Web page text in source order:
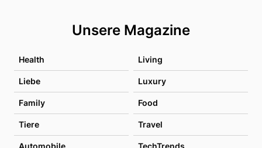
Unsere Magazine
Health Living
Liebe Luxury
Family Food
Tiere Travel
Automobile TechTrends